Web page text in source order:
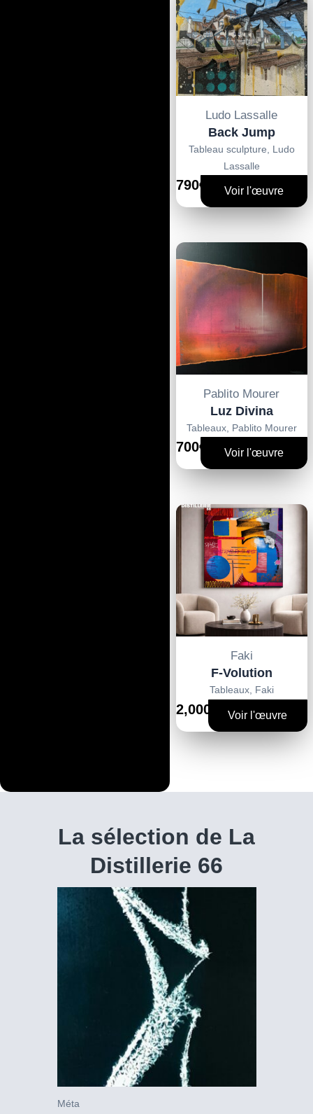
Ludo Lassalle
Back Jump
Tableau sculpture
Ludo
Lassalle
790€ Voir l'œuvre
Pablito Mourer
Luz Divina
Tableaux, Pablito Mourer
700€ Voir l'œuvre
Faki
F-Volution
Tableaux, Faki
2,000€ Voir l'œuvre
La sélection de La
Distillerie 66
Méta